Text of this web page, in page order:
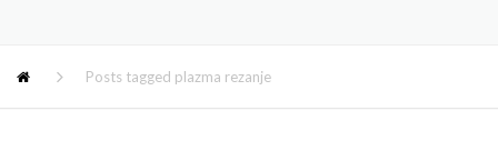
Posts tagged plazma rezanje